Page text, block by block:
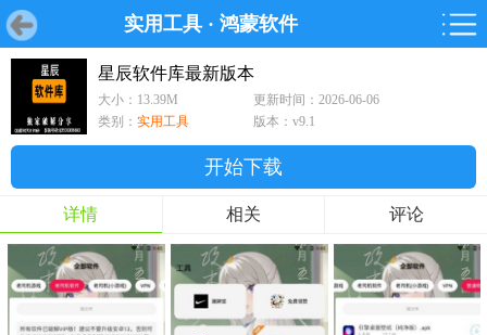
实用工具 · 鸿蒙软件
首页 游戏 软件
游戏 软件 鸿蒙
游戏
鸿蒙
软件
专题
星辰软件库最新版本
大小：13.39M
更新时间：2026-06-06
类别： 实用工具 版本：v9.1
开始下载
详情 相关 评论